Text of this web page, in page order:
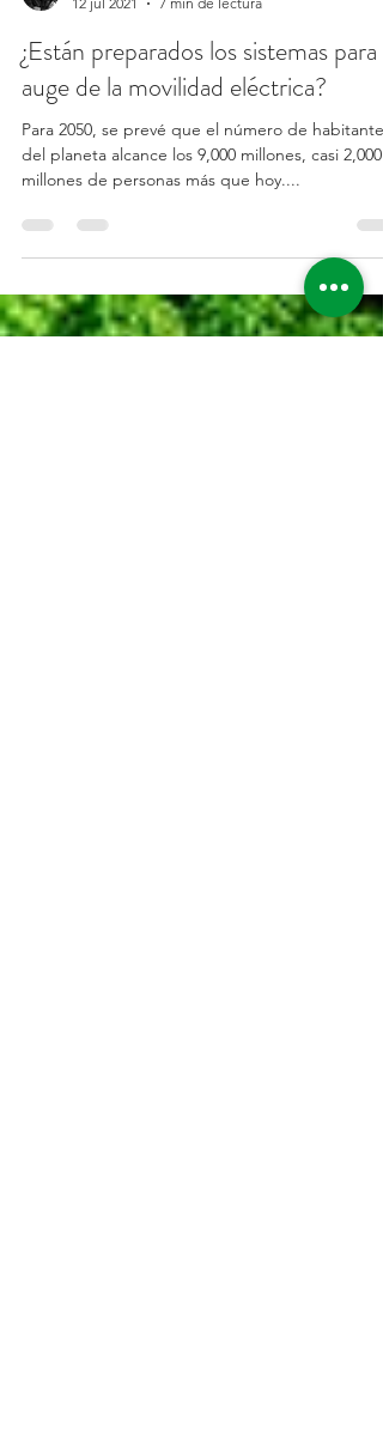
12 jul 2021
7 min de lectura
¿Están preparados los sistemas para el
auge de la movilidad eléctrica?
Para 2050, se prevé que el número de habitantes
millones de personas más que hoy....